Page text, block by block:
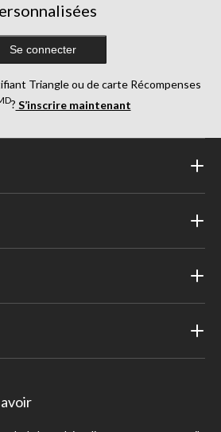
Se connecter
Triangle ou de carte Récompenses
? S’inscrire maintenant